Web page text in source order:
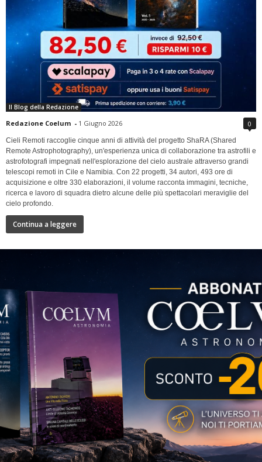
Il Blog della Redazione
Redazione Coelum - 1 Giugno 2026 0
Cieli Remoti raccoglie cinque anni di attività del progetto ShaRA (Shared
Remote Astrophotography), un'esperienza unica di collaborazione tra astrofili e
astrofotografi impegnati nell'esplorazione del cielo australe attraverso grandi
telescopi remoti in Cile e Namibia. Con 22 progetti, 34 autori, 493 ore di
acquisizione e oltre 330 elaborazioni, il volume racconta immagini, tecniche,
ricerca e lavoro di squadra dietro alcune delle più spettacolari meraviglie del
cielo profondo.
Continua a leggere